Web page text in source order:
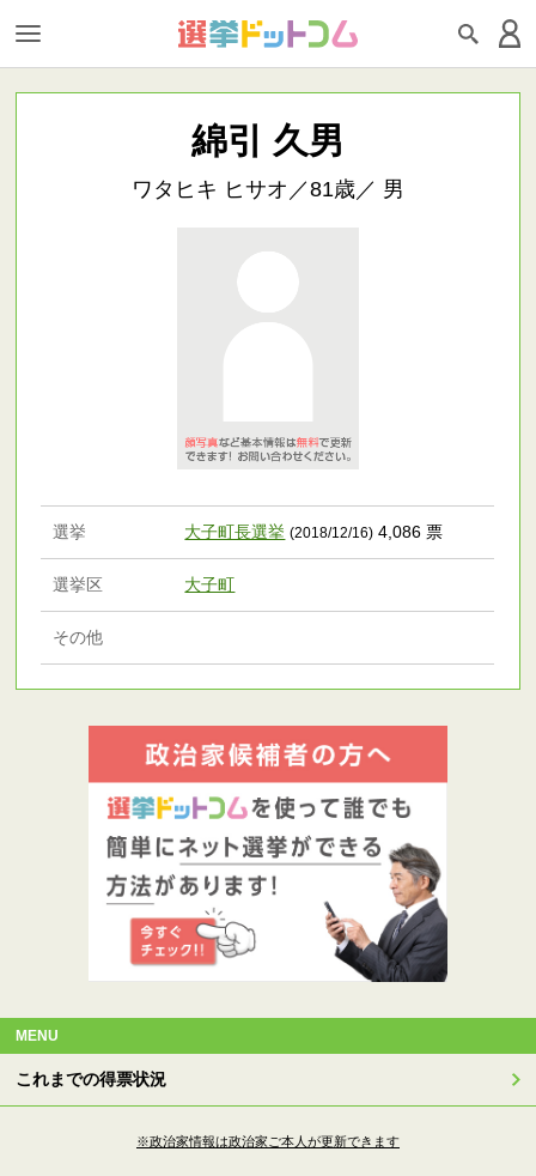
綿引 久男
ワタヒキ ヒサオ／81歳／ 男
選挙 大子町長選挙 (2018/12/16) 4,086 票
選挙区 大子町
その他
MENU
これまでの得票状況
※政治家情報は政治家ご本人が更新できます